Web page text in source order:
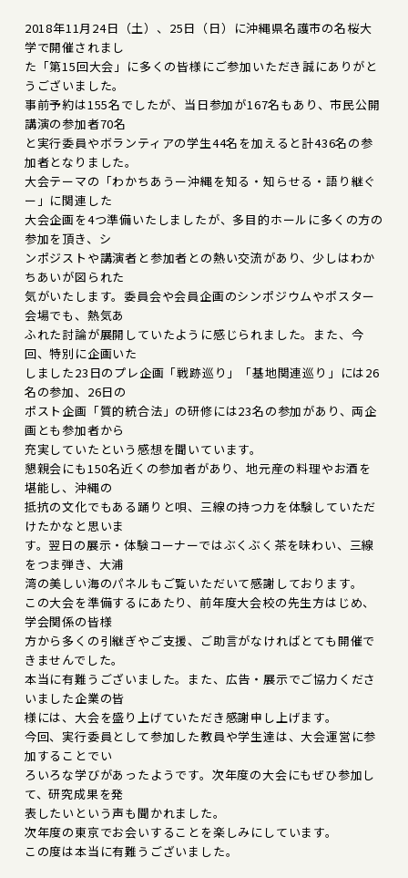
2018年11月24日（土）、25日（日）に沖縄県名護市の名桜大
学で開催されまし
た「第15回大会」に多くの皆様にご参加いただき誠にありがと
うございました。
事前予約は155名でしたが、当日参加が167名もあり、市民公開
講演の参加者70名
と実行委員やボランティアの学生44名を加えると計436名の参
加者となりました。
大会テーマの「わかちあうー沖縄を知る・知らせる・語り継ぐ
ー」に関連した
大会企画を4つ準備いたしましたが、多目的ホールに多くの方の
参加を頂き、シ
ンポジストや講演者と参加者との熱い交流があり、少しはわか
ちあいが図られた
気がいたします。委員会や会員企画のシンポジウムやポスター
会場でも、熱気あ
ふれた討論が展開していたように感じられました。また、今
回、特別に企画いた
しました23日のプレ企画「戦跡巡り」「基地関連巡り」には26
名の参加、26日の
ポスト企画「質的統合法」の研修には23名の参加があり、両企
画とも参加者から
充実していたという感想を聞いています。
懇親会にも150名近くの参加者があり、地元産の料理やお酒を
堪能し、沖縄の
抵抗の文化でもある踊りと唄、三線の持つ力を体験していただ
けたかなと思いま
す。翌日の展示・体験コーナーではぶくぶく茶を味わい、三線
をつま弾き、大浦
湾の美しい海のパネルもご覧いただいて感謝しております。
この大会を準備するにあたり、前年度大会校の先生方はじめ、
学会関係の皆様
方から多くの引継ぎやご支援、ご助言がなければとても開催で
きませんでした。
本当に有難うございました。また、広告・展示でご協力くださ
いました企業の皆
様には、大会を盛り上げていただき感謝申し上げます。
今回、実行委員として参加した教員や学生達は、大会運営に参
加することでい
ろいろな学びがあったようです。次年度の大会にもぜひ参加し
て、研究成果を発
表したいという声も聞かれました。
次年度の東京でお会いすることを楽しみにしています。
この度は本当に有難うございました。